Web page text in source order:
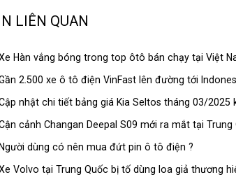
LIÊN QUAN
Hàn vắng bóng trong top ôtô bán chạy tại Việt
2.500 xe ô tô điện VinFast lên đường tới
nhật chi tiết bảng giá Kia Seltos tháng 03/2025
cảnh Changan Deepal S09 mới ra mắt tại Trung
dùng có nên mua đứt pin ô tô điện ?
Volvo tại Trung Quốc bị tố dùng loa giả thương